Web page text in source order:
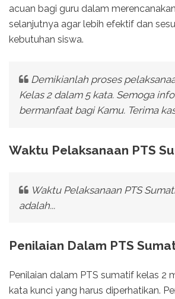
acuan bagi guru dalam
selanjutnya agar lebih efektif dan
kebutuhan siswa.
Demikianlah proses
Kelas 2 dalam 5 kata. Semoga
bermanfaat bagi Kamu. Terima
Waktu Pelaksanaan PTS
Waktu Pelaksanaan PTS
adalah...
Penilaian Dalam PTS
Penilaian dalam PTS sumatif kelas 2
kata kunci yang harus diperhatikan.